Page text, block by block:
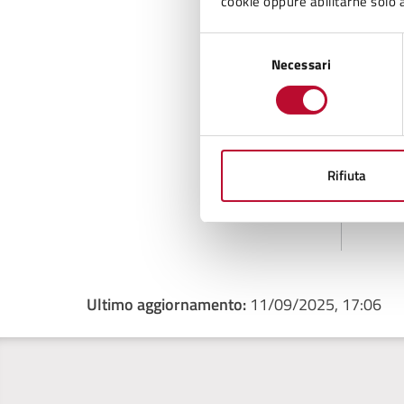
Necessari
Rifiuta
Ultimo aggiornamento: 11/09/2025, 17:06